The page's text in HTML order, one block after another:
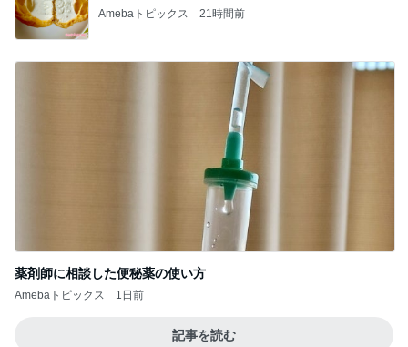
Amebaトピックス 21時間前
薬剤師に相談した便秘薬の使い方
Amebaトピックス 1日前
記事を読む